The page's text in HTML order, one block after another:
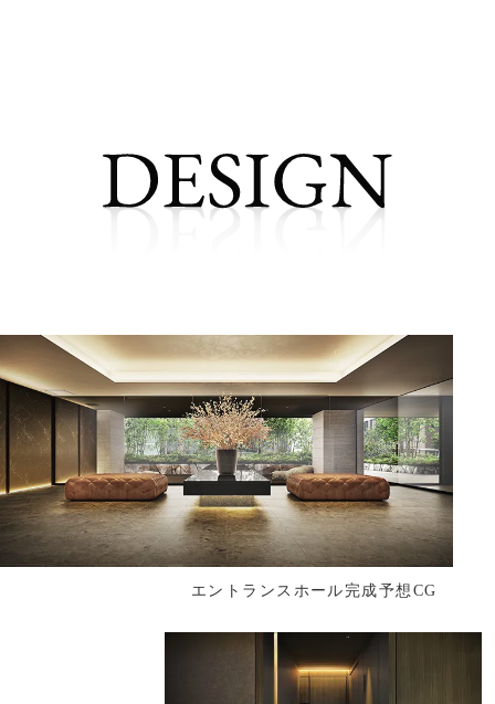
エントランスホール完成予想CG